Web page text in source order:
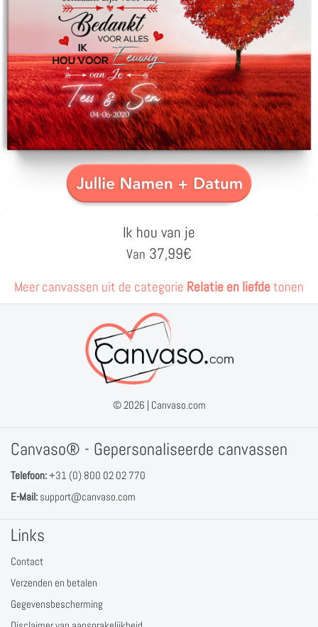
Ik hou van je
Van 37,99€
Meer canvassen uit de categorie Relatie en liefdetonen
© 2026 | Canvaso.com
Canvaso® - Gepersonaliseerde canvassen
Telefoon:+31 (0) 800 02 02 770
E-Mail: support@canvaso.com
Links
Contact
Verzenden en betalen
Gegevensbescherming